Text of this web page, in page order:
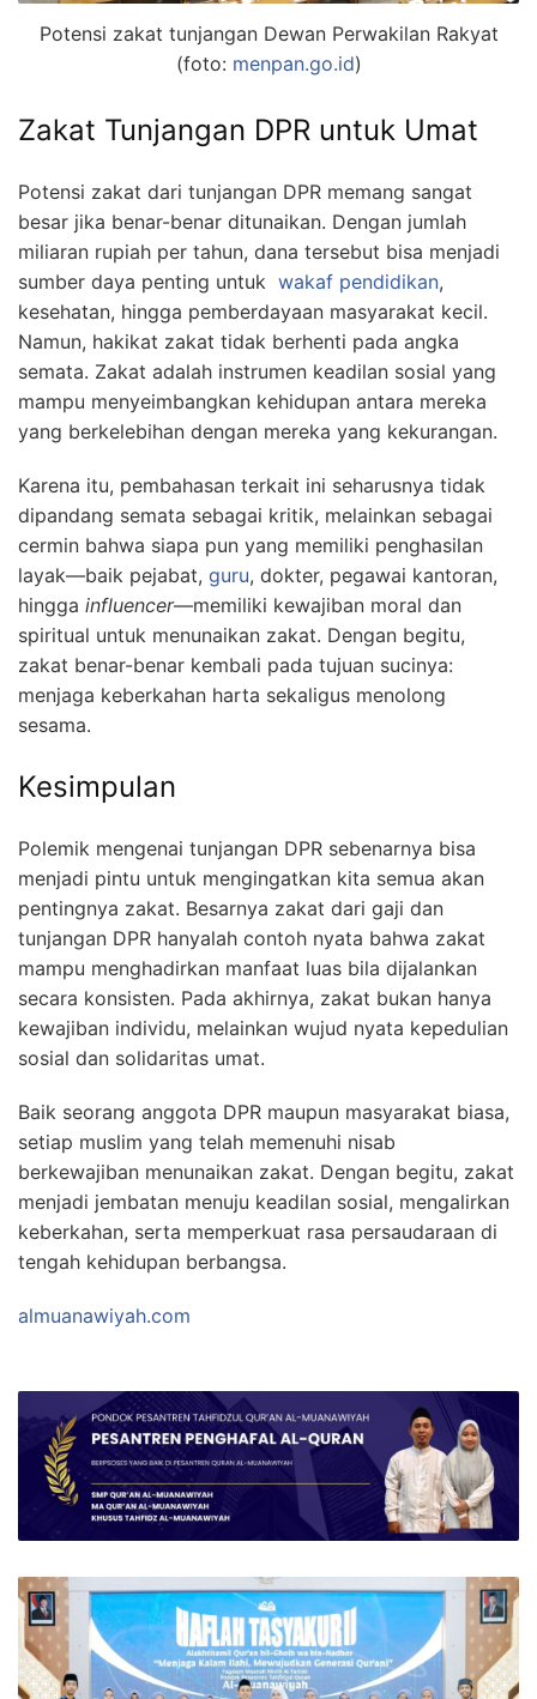
Potensi zakat tunjangan Dewan Perwakilan Rakyat
(foto: menpan.go.id)
Zakat Tunjangan DPR untuk Umat
Potensi zakat dari tunjangan DPR memang sangat
besar jika benar-benar ditunaikan. Dengan jumlah
miliaran rupiah per tahun, dana tersebut bisa menjadi
sumber daya penting untuk wakaf pendidikan,
kesehatan, hingga pemberdayaan masyarakat kecil.
Namun, hakikat zakat tidak berhenti pada angka
semata. Zakat adalah instrumen keadilan sosial yang
mampu menyeimbangkan kehidupan antara mereka
yang berkelebihan dengan mereka yang kekurangan.
Karena itu, pembahasan terkait ini seharusnya tidak
dipandang semata sebagai kritik, melainkan sebagai
cermin bahwa siapa pun yang memiliki penghasilan
layak—baik pejabat, guru, dokter, pegawai kantoran,
hingga influencer—memiliki kewajiban moral dan
spiritual untuk menunaikan zakat. Dengan begitu,
zakat benar-benar kembali pada tujuan sucinya:
menjaga keberkahan harta sekaligus menolong
sesama.
Kesimpulan
Polemik mengenai tunjangan DPR sebenarnya bisa
menjadi pintu untuk mengingatkan kita semua akan
pentingnya zakat. Besarnya zakat dari gaji dan
tunjangan DPR hanyalah contoh nyata bahwa zakat
mampu menghadirkan manfaat luas bila dijalankan
secara konsisten. Pada akhirnya, zakat bukan hanya
kewajiban individu, melainkan wujud nyata kepedulian
sosial dan solidaritas umat.
Baik seorang anggota DPR maupun masyarakat biasa,
setiap muslim yang telah memenuhi nisab
berkewajiban menunaikan zakat. Dengan begitu, zakat
menjadi jembatan menuju keadilan sosial, mengalirkan
keberkahan, serta memperkuat rasa persaudaraan di
tengah kehidupan berbangsa.
almuanawiyah.com